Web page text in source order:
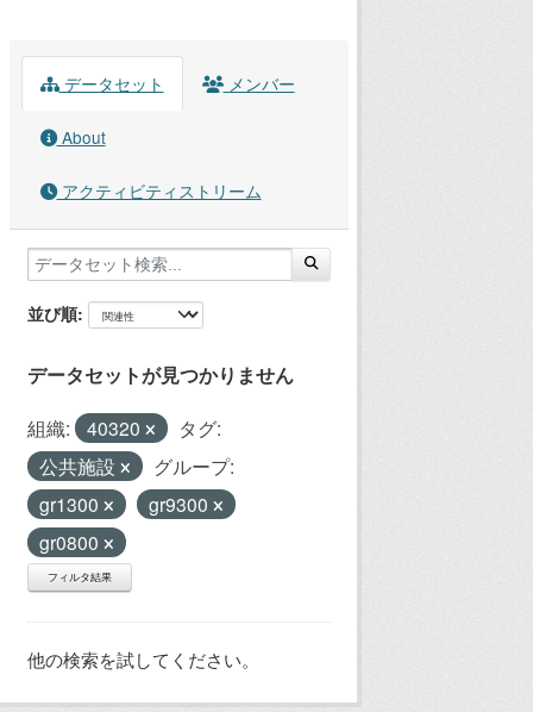
データセット メンバー
About
アクティビティストリーム
並び順
データセットが見つかりません
組織: 40320
タグ:
公共施設
グループ:
gr1300
gr9300
gr0800
フィルタ結果
他の検索を試してください。